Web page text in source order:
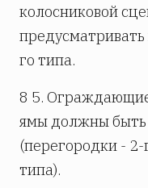
колосниковой
го типа.
8 5.
ямы должны
(перегородки -
типа).